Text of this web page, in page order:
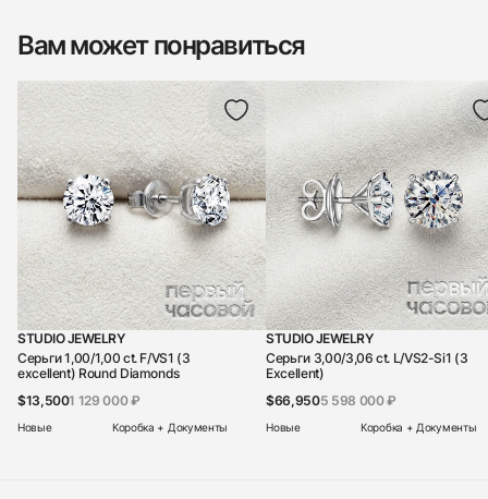
Вам может понравиться
STUDIO JEWELRY
Серьги 1,00/1,00 ct. F/VS1 (3
excellent) Round Diamonds
$13,5001 129 000 ₽
Новые Коробка + Документы
STUDIO JEWELRY
Серьги 3,00/3,06 ct. L/VS2-Si1 (3
Excellent)
$66,9505 598 000 ₽
Новые Коробка + Документы